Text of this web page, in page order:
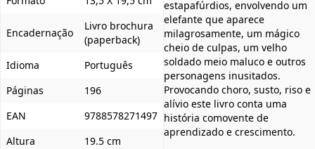
Encadernação
Livro brochura
(paperback)
Idioma
Português
Páginas
196
EAN
9788578271497
Altura
19.5 cm
estapafúrdios, envolvendo um
elefante que aparece
milagrosamente, um mágico
cheio de culpas, um velho
soldado meio maluco e outros
personagens inusitados.
Provocando choro, susto, riso e
alívio este livro conta uma
história comovente de
aprendizado e crescimento.